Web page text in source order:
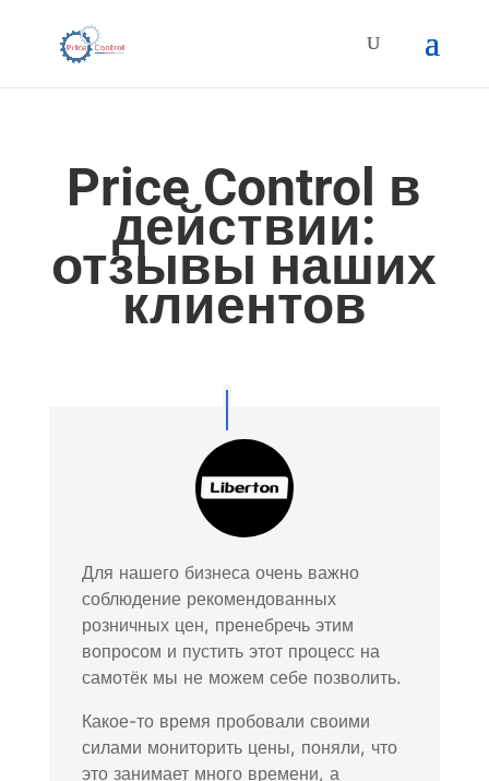
Price Control в
действии:
отзывы наших
клиентов
Для нашего бизнеса очень важно
соблюдение рекомендованных
розничных цен, пренебречь этим
вопросом и пустить этот процесс на
самотёк мы не можем себе позволить.
Какое-то время пробовали своими
силами мониторить цены, поняли, что
это занимает много времени, а